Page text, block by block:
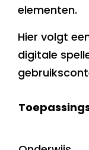
elementen.
Hier volgt
digitale